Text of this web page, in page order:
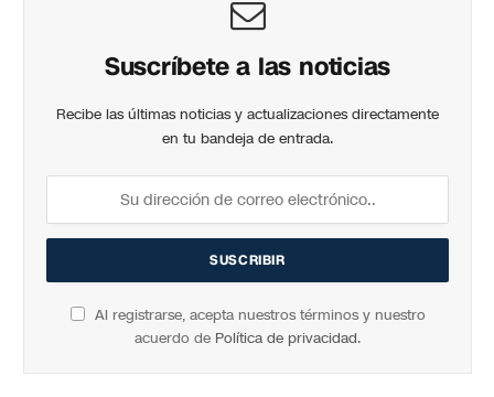
Suscríbete a las noticias
Recibe las últimas noticias y actualizaciones directamente
en tu bandeja de entrada.
Al registrarse, acepta nuestros términos y nuestro
acuerdo de Política de privacidad.